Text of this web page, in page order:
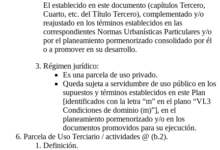
El establecido en este documento (capítulos Tercero,
Cuarto, etc. del Título Tercero), complementado y/o
reajustado en los términos establecidos en las
correspondientes Normas Urbanísticas Particulares y/o
por el planeamiento pormenorizado consolidado por él
o a promover en su desarrollo.
Régimen jurídico:
Es una parcela de uso privado.
Queda sujeta a servidumbre de uso público en los
supuestos y términos establecidos en este Plan
[identificados con la letra “m” en el plano “VI.3
Condiciones de dominio (m)”], en el
planeamiento pormenorizado y/o en los
documentos promovidos para su ejecución.
Parcela de Uso Terciario / actividades @ (b.2).
Definición.